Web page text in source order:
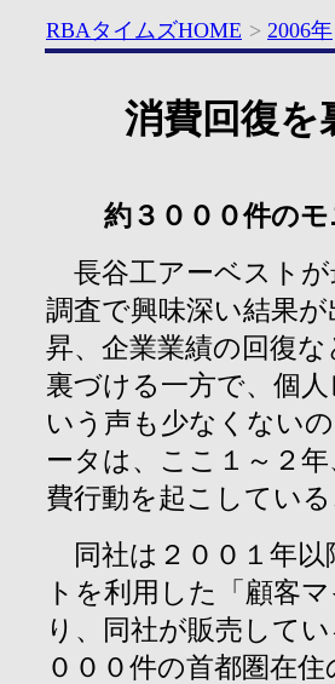
RBAタイムズHOME > 2006年
消費回復を
約３０００件の
長谷工アーベストが
調査で興味深い結果
昇、企業業績の回復
裏づける一方で、個
いう声も少なくない
ータは、ここ１～２
費行動を起こしてい
同社は２００１年以
トを利用した「顧客
り、同社が販売して
０００件の首都圏在